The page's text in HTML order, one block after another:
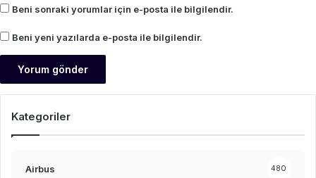
Beni sonraki yorumlar için e-posta ile bilgilendir.
Beni yeni yazılarda e-posta ile bilgilendir.
Kategoriler
Airbus 480